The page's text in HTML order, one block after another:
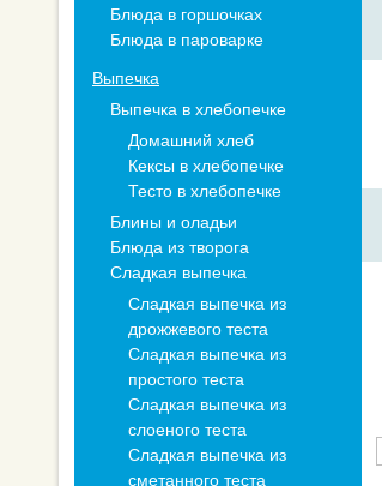
Блюда в горшочках
Блюда в пароварке
Выпечка
Выпечка в хлебопечке
Домашний хлеб
Кексы в хлебопечке
Тесто в хлебопечке
Блины и оладьи
Блюда из творога
Сладкая выпечка
Сладкая выпечка из
дрожжевого теста
Сладкая выпечка из
простого теста
Сладкая выпечка из
слоеного теста
Сладкая выпечка из
сметанного теста